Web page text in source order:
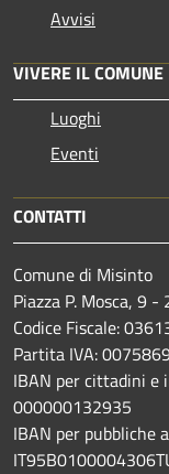
Avvisi
VIVERE IL COMUNE
Luoghi
Eventi
CONTATTI
Comune di Misinto
Piazza P. Mosca, 9
Codice Fiscale:
Partita IVA:
IBAN per cittadini e
000000132935
IBAN per pubbliche